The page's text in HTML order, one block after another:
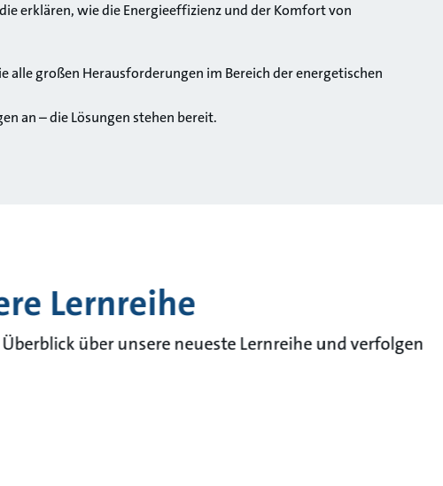
erklären, wie die Energieeffizienz und der Komfort von
alle großen Herausforderungen im Bereich der energetischen
an – die Lösungen stehen bereit.
Lernreihe
über unsere neueste Lernreihe und verfolgen